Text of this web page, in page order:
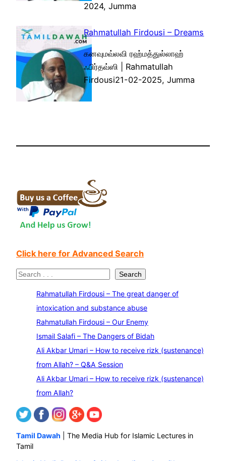
2024, Jumma
Rahmatullah Firdousi – Dreams
கனவுமவ்லவி ரஹ்மத்துல்லாஹ்
ஃபிர்தவ்ஸி | Rahmatullah
Firdousi21-02-2025, Jumma
Click here for Advanced Search
S
Search
Rahmatullah Firdousi – The great danger of
intoxication and substance abuse
Rahmatullah Firdousi – Our Enemy
Ismail Salafi – The Dangers of Bidah
Ali Akbar Umari – How to receive rizk (sustenance)
from Allah? – Q&A Session
Ali Akbar Umari – How to receive rizk (sustenance)
from Allah?
Tamil Dawah | The Media Hub for Islamic Lectures in
Tamil